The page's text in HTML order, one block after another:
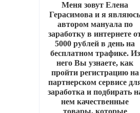
Меня зовут Елена
Герасимова и я
автором мануала по
заработку в интернете
5000 рублей в день на
бесплатном трафике. Из
него Вы узнаете, как
пройти регистрацию на
партнерском сервисе
заработка и подбирать
нем качественные
товары, которые